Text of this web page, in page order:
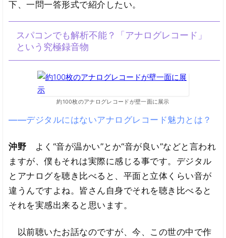
下、一問一答形式で紹介したい。
スパコンでも解析不能？「アナログレコード」
という究極録音物
約100枚のアナログレコードが壁一面に展示
――デジタルにはないアナログレコード魅力とは？
沖野 よく“音が温かい”とか“音が良い”などと言われ
ますが、僕もそれは実際に感じる事です。デジタル
とアナログを聴き比べると、平面と立体くらい音が
違うんですよね。皆さん自身でそれを聴き比べると
それを実感出来ると思います。
以前聴いたお話なのですが、今、この世の中で作